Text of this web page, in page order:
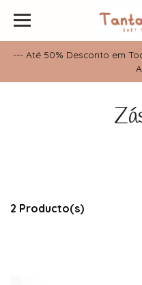
--- Até 50% Desconto em
2 Producto(s)